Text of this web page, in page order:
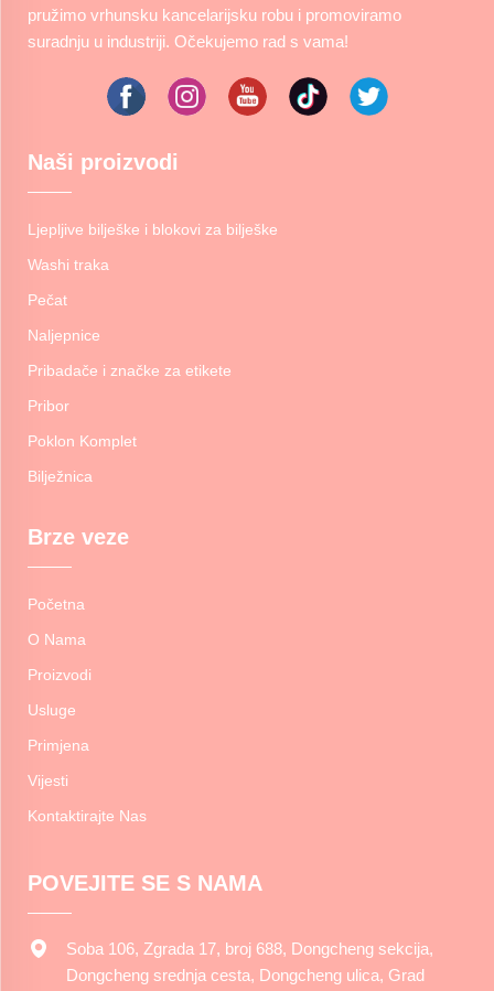
pružimo vrhunsku kancelarijsku robu i promoviramo
suradnju u industriji. Očekujemo rad s vama!
Naši proizvodi
Ljepljive bilješke i blokovi za bilješke
Washi traka
Pečat
Naljepnice
Pribadače i značke za etikete
Pribor
Poklon Komplet
Bilježnica
Brze veze
Početna
O Nama
Proizvodi
Usluge
Primjena
Vijesti
Kontaktirajte Nas
POVEJITE SE S NAMA
Soba 106, Zgrada 17, broj 688, Dongcheng sekcija,
Dongcheng srednja cesta, Dongcheng ulica, Grad